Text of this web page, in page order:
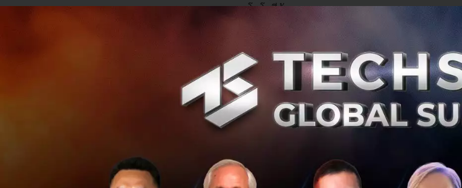
ครอบคลุมเทคโนโลยีด้าน Intelligent Assisted Driving และ
ได้นำเสนอ SIVP (Super Intelligent Valet Parking) เทคโนโ
SIVP สามารถรับรู้สภาพแวดล้อม วางแผนเส้นทางการจอด แ
ตอนสำคัญ ทั้งการเลี้ยว การเร่ง การเบรก และการจอดรถภา
ซ้อนในการจอดรถในสภาพแวดล้อมที่ท้าทาย ไม่ว่าจะเป็นศูนย์
โรงพยาบาล หรือโครงการมิกซ์ยูส ซึ่งมักมีข้อจำกัดด้านพื้นที่
ควบคู่กันนี้ CHERY Group ยังได้ถ่ายทอดทิศทางการพัฒนาเทค